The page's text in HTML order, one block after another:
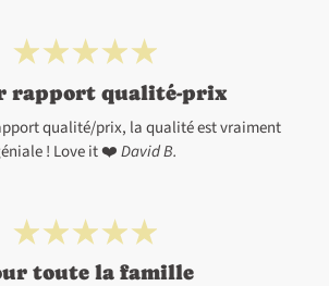
rapport qualité-prix
qualité/prix, la qualité est vraiment
! Love it ❤️David B.
toute la famille